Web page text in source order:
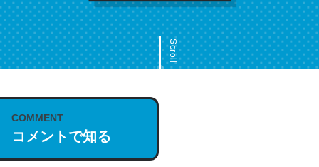
Scroll
COMMENT
コメントで知る
これは名文。彼はとてもクレバーなんだろうなと凄く思
う。英語少しでも読める人は原文もお勧め。自分はこの流